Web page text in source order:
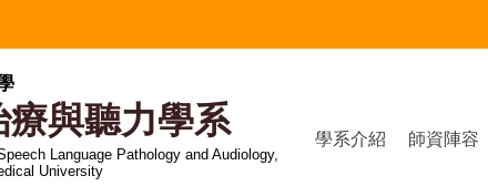
療與聽力學系
Language Pathology and Audiology,
University
學系介紹 師資陣容